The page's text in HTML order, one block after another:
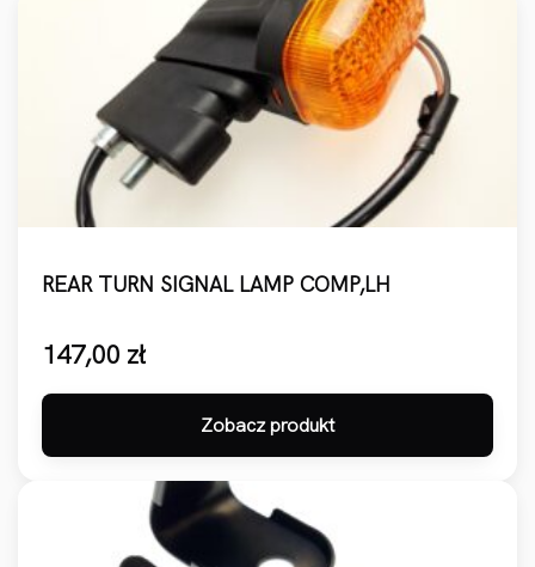
REAR TURN SIGNAL LAMP COMP,LH
147,00 zł
Zobacz produkt